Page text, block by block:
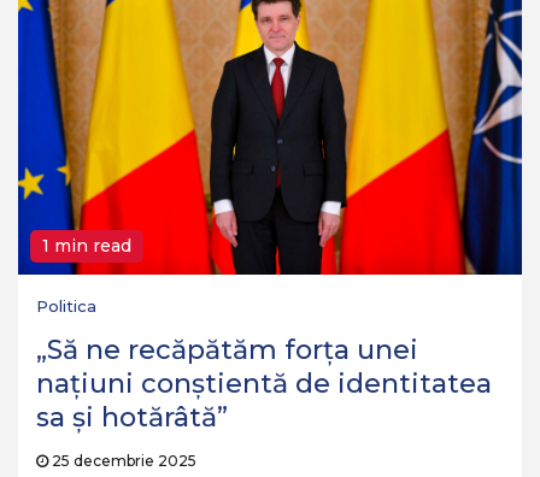
1 min read
Politica
„Să ne recăpătăm forța unei
națiuni conștientă de identitatea
sa și hotărâtă”
25 decembrie 2025